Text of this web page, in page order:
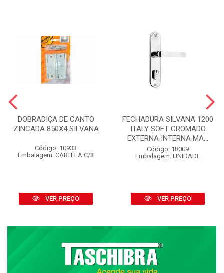
DOBRADIÇA DE CANTO
ZINCADA 850X4 SILVANA
Código: 10933
Embalagem: CARTELA C/3
VER PREÇO
FECHADURA SILVANA 1200
ITALY SOFT CROMADO
EXTERNA INTERNA MA...
Código: 18009
Embalagem: UNIDADE
VER PREÇO